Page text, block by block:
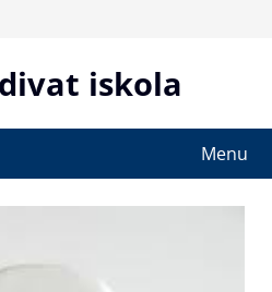
iskola
Menu